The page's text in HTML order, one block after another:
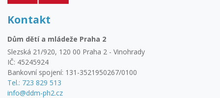
Kontakt
Dům dětí a mládeže Praha 2
Slezská 21/920, 120 00 Praha 2 - Vinohrady
IČ: 45245924
Bankovní spojení: 131-3521950267/0100
Tel.: 723 829 513
info@ddm-ph2.cz